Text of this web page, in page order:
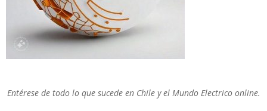
Entérese de todo lo que sucede en Chile y el Mundo Electrico online.